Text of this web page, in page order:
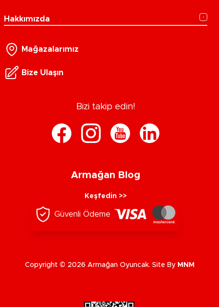
Hakkımızda
Mağazalarımız
Bize Ulaşın
Bizi takip edin!
Armağan Blog
Keşfedin >>
Güvenli Ödeme
Copyright © 2026 Armağan Oyuncak. Site By MNM